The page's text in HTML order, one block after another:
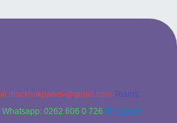
backlinkpaneli@gmail.com Teams:
Whatsapp: 0262 606 0 726 Telegram: